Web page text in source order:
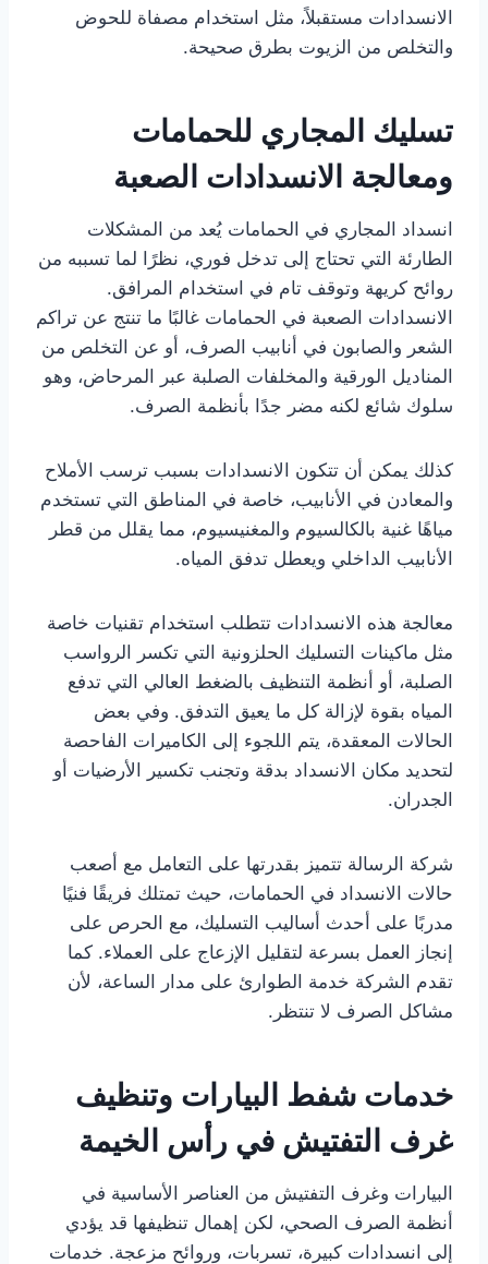
الانسدادات مستقبلاً، مثل استخدام مصفاة للحوض
والتخلص من الزيوت بطرق صحيحة.
تسليك المجاري للحمامات
ومعالجة الانسدادات الصعبة
انسداد المجاري في الحمامات يُعد من المشكلات
الطارئة التي تحتاج إلى تدخل فوري، نظرًا لما تسببه من
روائح كريهة وتوقف تام في استخدام المرافق.
الانسدادات الصعبة في الحمامات غالبًا ما تنتج عن تراكم
الشعر والصابون في أنابيب الصرف، أو عن التخلص من
المناديل الورقية والمخلفات الصلبة عبر المرحاض، وهو
سلوك شائع لكنه مضر جدًا بأنظمة الصرف.
كذلك يمكن أن تتكون الانسدادات بسبب ترسب الأملاح
والمعادن في الأنابيب، خاصة في المناطق التي تستخدم
مياهًا غنية بالكالسيوم والمغنيسيوم، مما يقلل من قطر
الأنابيب الداخلي ويعطل تدفق المياه.
معالجة هذه الانسدادات تتطلب استخدام تقنيات خاصة
مثل ماكينات التسليك الحلزونية التي تكسر الرواسب
الصلبة، أو أنظمة التنظيف بالضغط العالي التي تدفع
المياه بقوة لإزالة كل ما يعيق التدفق. وفي بعض
الحالات المعقدة، يتم اللجوء إلى الكاميرات الفاحصة
لتحديد مكان الانسداد بدقة وتجنب تكسير الأرضيات أو
الجدران.
شركة الرسالة تتميز بقدرتها على التعامل مع أصعب
حالات الانسداد في الحمامات، حيث تمتلك فريقًا فنيًا
مدربًا على أحدث أساليب التسليك، مع الحرص على
إنجاز العمل بسرعة لتقليل الإزعاج على العملاء. كما
تقدم الشركة خدمة الطوارئ على مدار الساعة، لأن
مشاكل الصرف لا تنتظر.
خدمات شفط البيارات وتنظيف
غرف التفتيش في رأس الخيمة
البيارات وغرف التفتيش من العناصر الأساسية في
أنظمة الصرف الصحي، لكن إهمال تنظيفها قد يؤدي
إلى انسدادات كبيرة، تسربات، وروائح مزعجة. خدمات